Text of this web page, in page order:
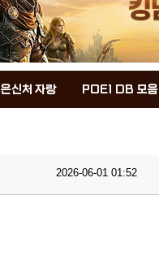
은신처 자랑 POE1 DB 모음
2026-06-01 01:52